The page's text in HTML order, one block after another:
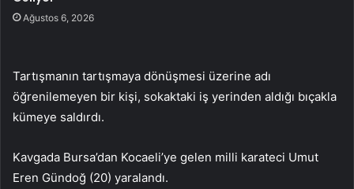
Ağustos 6, 2026
Tartışmanın tartışmaya dönüşmesi üzerine adı
öğrenilemeyen bir kişi, sokaktaki iş yerinden aldığı bıçakla
kümeye saldırdı.
Kavgada Bursa’dan Kocaeli’ye gelen milli karateci Umut
Eren Gündoğ (20) yaralandı.